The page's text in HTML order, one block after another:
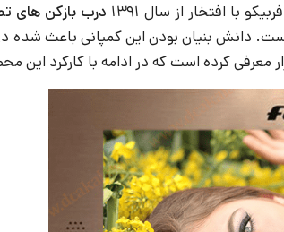
افتخار از سال 1391
درب بازکن های
دانش بنیان بودن این کمپانی باعث شده
معرفی کرده است که در ادامه با کارکرد این